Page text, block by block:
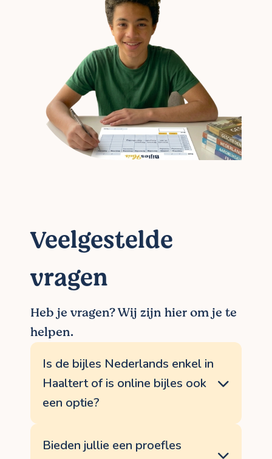
Veelgestelde
vragen
Heb je vragen? Wij zijn hier om je te
helpen.
Is de bijles Nederlands enkel in
Haaltert of is online bijles ook
een optie?
in Haaltert als online, via een speciaal
privéplatform. Daar kan je de bijles
Bieden jullie een proefles